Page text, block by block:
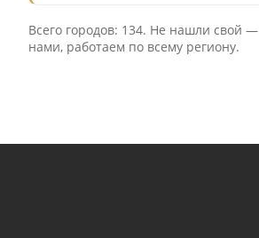
Всего городов: 134. Не нашли свой —
нами, работаем по всему региону.